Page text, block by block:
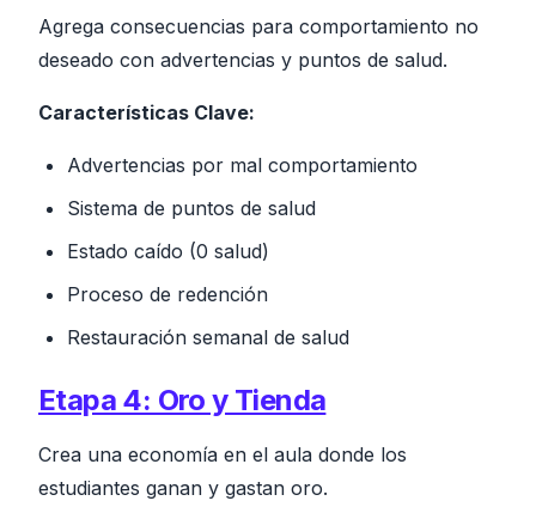
Agrega consecuencias para comportamiento no
deseado con advertencias y puntos de salud.
Características Clave:
Advertencias por mal comportamiento
Sistema de puntos de salud
Estado caído (0 salud)
Proceso de redención
Restauración semanal de salud
Etapa 4: Oro y Tienda
Crea una economía en el aula donde los
estudiantes ganan y gastan oro.